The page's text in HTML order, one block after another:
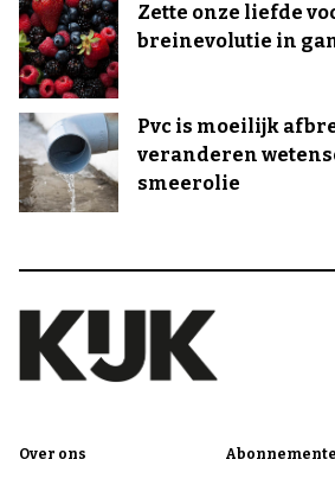
Zette onze liefde
breinevolutie in
Pvc is moeilijk
veranderen
smeerolie
Over ons